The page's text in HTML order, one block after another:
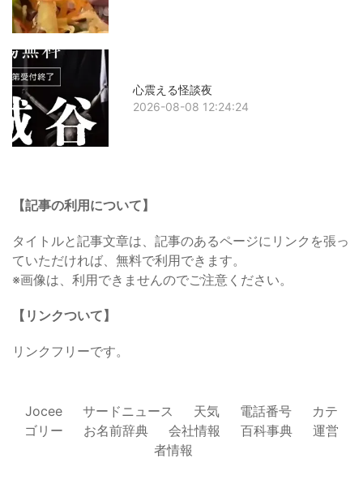
心震える怪談夜
2026-08-08 12:24:24
【記事の利用について】
タイトルと記事文章は、記事のあるページにリンクを張っ
ていただければ、無料で利用できます。
※画像は、利用できませんのでご注意ください。
【リンクついて】
リンクフリーです。
Jocee サードニュース 天気 電話番号
カテ
ゴリー
お名前辞典 会社情報 百科事典
運営
者情報